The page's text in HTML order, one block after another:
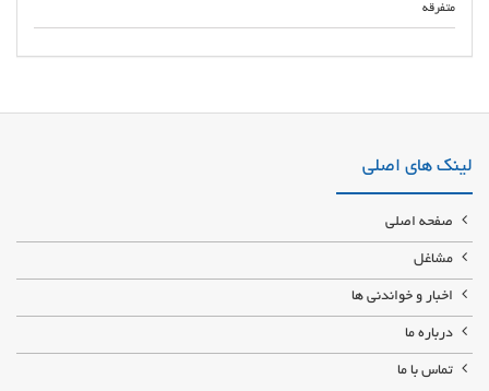
متفرقه
ملزومات آرایشگاهی یکبار مصرف بورس لوازم و ملزومات یکبار مصرف آرایشگاهی
آرایشگاهی یکبار مصرف بدون واسطه خرید اینترنتی و آنلاین کیفیت تضمینی
لینک های اصلی
صفحه اصلی
مشاغل
اخبار و خواندنی ها
درباره ما
تماس با ما